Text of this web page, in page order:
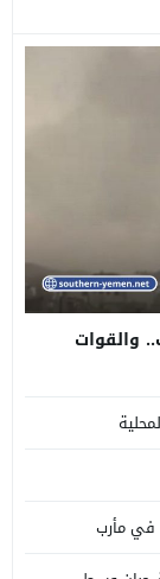
والقوات
مأرب